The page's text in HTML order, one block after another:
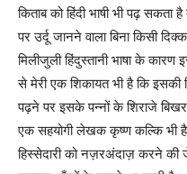
किताब को हिंदी भाषी भी पढ़ सकता
पर उर्दू जानने वाला बिना किसी
मिलीजुली हिंदुस्‍तानी भाषा के
से मेरी एक शिकायत भी है कि
पढ़ने पर इसके पन्‍नों के शिराजे
एक सहयोगी लेखक कृष्‍ण कल्कि भी
हिस्‍सेदारी को नज़रअंदाज़ करने की